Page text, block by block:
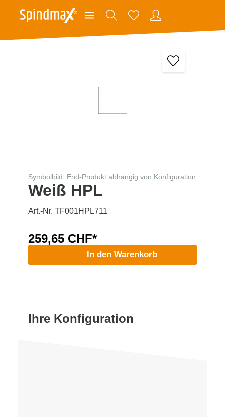
Symbolbild: End-Produkt abhängig von Konfiguration
Weiß HPL
Art.-Nr. TF001HPL711
259,65 CHF*
In den Warenkorb
Ihre Konfiguration